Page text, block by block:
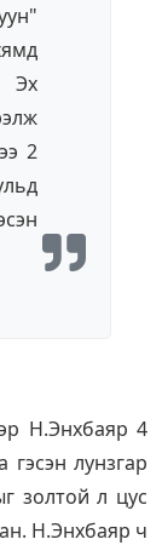
Эх
2
Н.Энхбаяр 4
лунзгар
золтой л цус
Н.Энхбаяр ч